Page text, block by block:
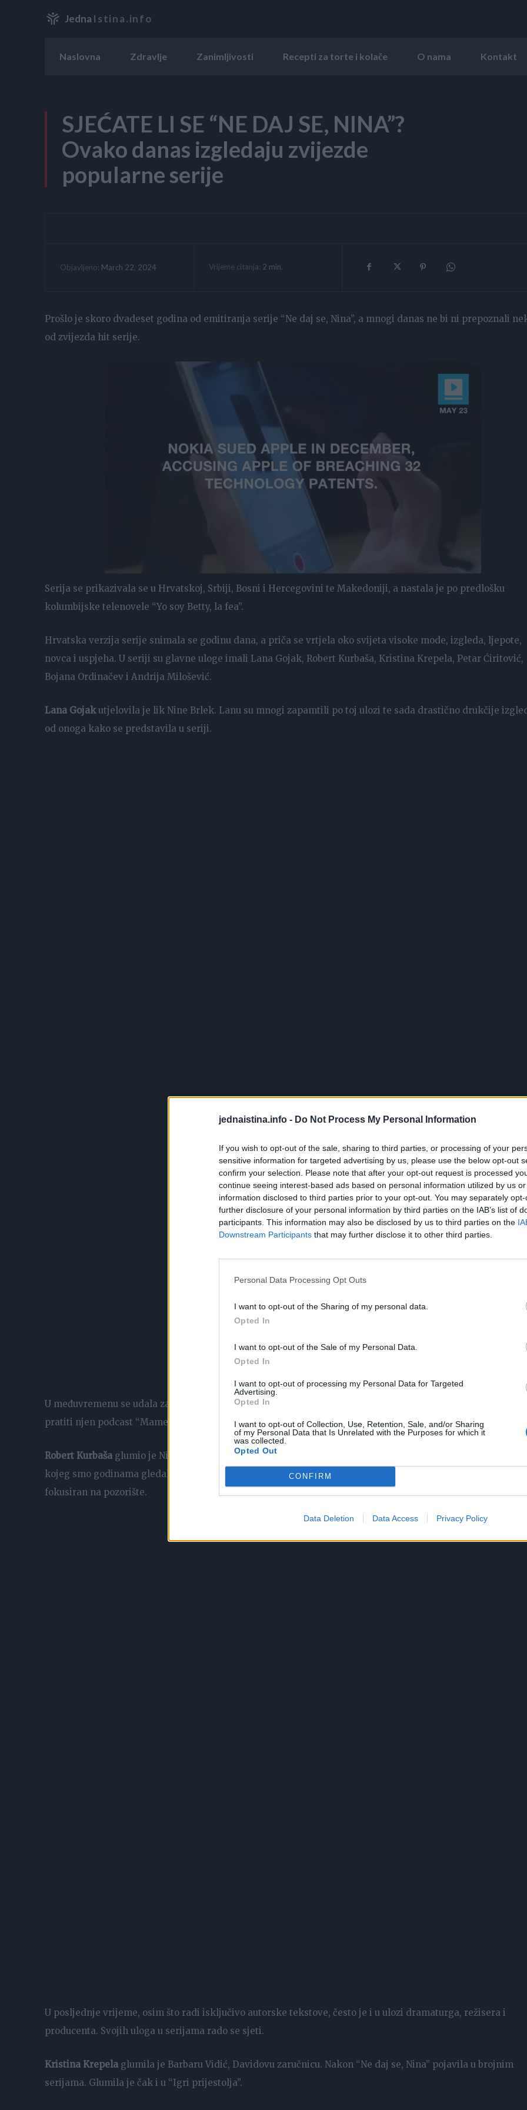
jednaistina.info - Do Not Process My Personal Information
If you wish to opt-out of the sale, sharing to third parties, or processing of your
sensitive information for targeted advertising by us, please use the below opt-out
confirm your selection. Please note that after your opt-out request is processed
continue seeing interest-based ads based on personal information utilized by us
information disclosed to third parties prior to your opt-out. You may separately
further disclosure of your personal information by third parties on the IAB’s list of
participants. This information may also be disclosed by us to third parties on the
Downstream Participants that may further disclose it to other third parties.
Personal Data Processing Opt Outs
I want to opt-out of the Sharing of my personal data.
Opted In
I want to opt-out of the Sale of my Personal Data.
Opted In
I want to opt-out of processing my Personal Data for Targeted
Advertising.
Opted In
I want to opt-out of Collection, Use, Retention, Sale, and/or Sharing
of my Personal Data that Is Unrelated with the Purposes for which it
was collected.
Opted Out
CONFIRM
Data Deletion Data Access Privacy Policy
Jedna Istina.info
Naslovna Zdravlje Zanimljivosti Recepti za torte i kolače O nama Kontakt
SJEĆATE LI SE “NE DAJ SE, NINA”?
Ovako danas izgledaju zvijezde
popularne serije
Objavljeno: March 22, 2024 Vrijeme citanja: 2 min.
Prošlo je skoro dvadeset godina od emitiranja serije “Ne daj se, Nina”, a mnogi danas ne bi ni prepoznali
od zvijezda hit serije.
Serija se prikazivala se u Hrvatskoj, Srbiji, Bosni i Hercegovini te Makedoniji, a nastala je po predlošku
kolumbijske telenovele “Yo soy Betty, la fea”.
Hrvatska verzija serije snimala se godinu dana, a priča se vrtjela oko svijeta visoke mode, izgleda, ljepote,
novca i uspjeha. U seriji su glavne uloge imali Lana Gojak, Robert Kurbaša, Kristina Krepela, Petar Ćiritović,
Bojana Ordinačev i Andrija Milošević.
Lana Gojak utjelovila je lik Nine Brlek. Lanu su mnogi zapamtili po toj ulozi te sada drastično drukčije
od onoga kako se predstavila u seriji.
U međuvremenu se udala za redatelja Sinišu Bajta i većinom glumi u pozorištu. Trenutno gledatelji mogu
pratiti njen podcast “Mame kod Lane”.
Robert Kurbaša glumio je Ninog šefa Davida Glowatzkog, bogatog nasljednika prestižne modne kuće.
kojeg smo godinama gledali u brojnim televizijskim sapunicama i filmovima, danas možemo danas je
fokusiran na pozorište.
U posljednje vrijeme, osim što radi isključivo autorske tekstove, često je i u ulozi dramaturga, režisera i
producenta. Svojih uloga u serijama rado se sjeti.
Kristina Krepela glumila je Barbaru Vidić, Davidovu zaručnicu. Nakon “Ne daj se, Nina” pojavila u brojnim
serijama. Glumila je čak i u “Igri prijestolja”.